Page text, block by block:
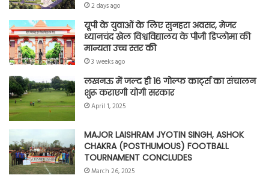
2 days ago
यूपी के युवाओं के लिए सुनहरा अवसर, मेजर
ध्यानचंद खेल विश्वविद्यालय के पीजी डिप्लोमा की
मान्यता उच्च स्तर की
3 weeks ago
लखनऊ में जल्द ही 16 गोल्फ कार्ट्स का संचालन
शुरू कराएगी योगी सरकार
April 1, 2025
MAJOR LAISHRAM JYOTIN SINGH, ASHOK
CHAKRA (POSTHUMOUS) FOOTBALL
TOURNAMENT CONCLUDES
March 26, 2025